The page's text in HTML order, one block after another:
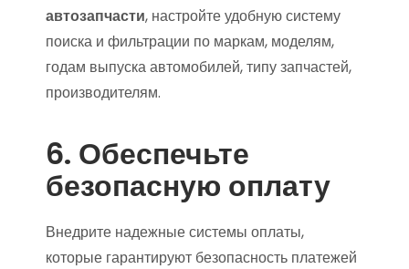
автозапчасти, настройте удобную систему
поиска и фильтрации по маркам, моделям,
годам выпуска автомобилей, типу запчастей,
производителям.
6. Обеспечьте
безопасную оплату
Внедрите надежные системы оплаты,
которые гарантируют безопасность платежей